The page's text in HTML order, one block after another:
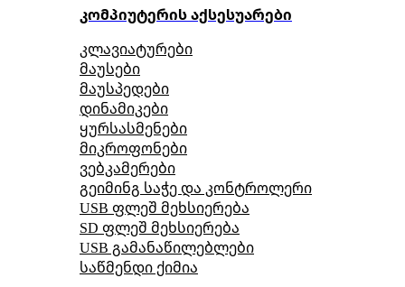
კომპიუტერის აქსესუარები
კლავიატურები
მაუსები
მაუსპედები
დინამიკები
ყურსასმენები
მიკროფონები
ვებკამერები
გეიმინგ საჭე და კონტროლერი
USB ფლეშ მეხსიერება
SD ფლეშ მეხსიერება
USB გამანაწილებლები
საწმენდი ქიმია